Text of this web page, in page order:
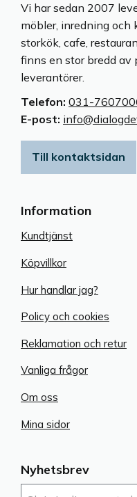
Nyhetsbrev
Information
Kundtjänst
Köpvillkor
Hur handlar jag?
Policy och cookies
Reklamation och retur
Vanliga frågor
Om oss
Mina sidor
Vi har sedan 2007
möbler, inredning och
storkök, cafe,
finns en stor bredd av
leverantörer.
Telefon: 031-
E-post:
Till kontaktsidan